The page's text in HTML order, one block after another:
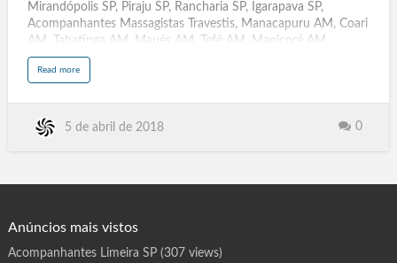
Mirandópolis SP, Piraju SP, Rancharia SP, Igarapava SP,
Acompanhantes Massagistas Travestis, Manacapuru AM, Coari
AM, Tabatinga AM, Maués AM, Tefé AM, Manicoré AM,
Humaitá AM, Iranduba AM, Lábrea AM, Atalaia AL, Teotônio
Vilela AL, Girau do Ponciano AL, Pilar AL, São Luís do Quitunde
Petrolina, Cabo de Santo Agostinho, Camaragibe, Vitória de
Read morea
t
a
r
e
r
m
a
5 de abril de 2018 0
Anúncios mais vistos
Acompanhantes Limeira SP(307 views)